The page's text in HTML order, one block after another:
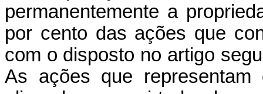
permanentemente a
por cento das ações que
com o disposto no artigo
As ações que